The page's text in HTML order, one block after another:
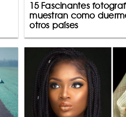
15 Fascinantes
muestran como
otros países